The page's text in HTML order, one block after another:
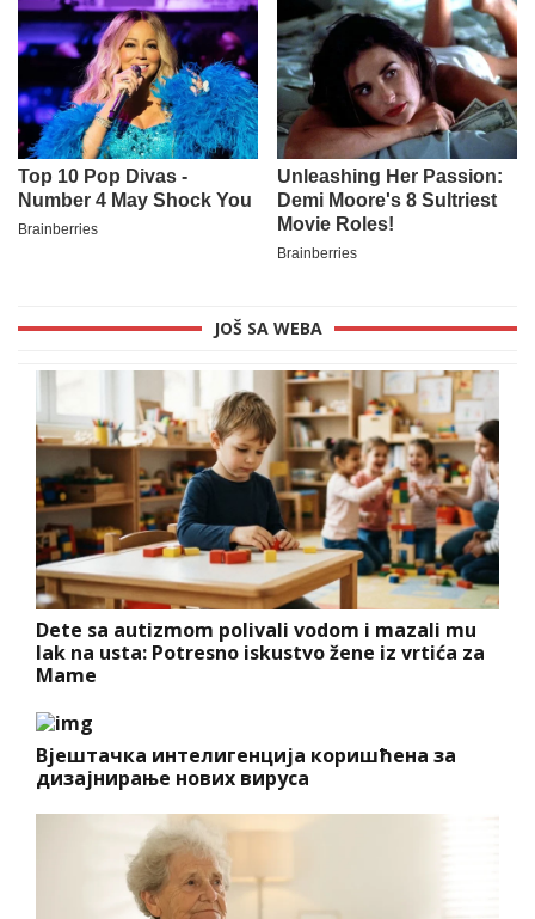
JOŠ SA WEBA
Dete sa autizmom polivali vodom i mazali mu
lak na usta: Potresno iskustvo žene iz vrtića za
Mame
Вјештачка интелигенција коришћена за
дизајнирање нових вируса